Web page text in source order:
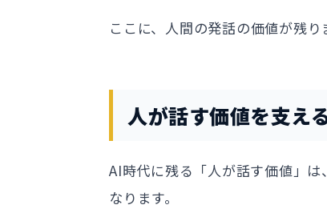
ここに、人間の発話の価値が残り
人が話す価値を支え
AI時代に残る「人が話す価値」
なります。